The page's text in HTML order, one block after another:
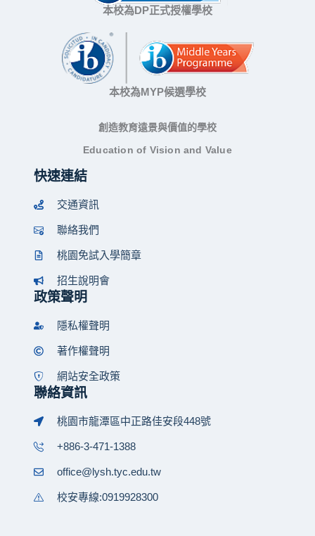
本校為DP正式授權學校
本校為MYP候選學校
創造教育遠景與價值的學校
Education of Vision and Value
快速連結
交通資訊
聯絡我們
桃園免試入學簡章
招生說明會
政策聲明
隱私權聲明
著作權聲明
網站安全政策
聯絡資訊
桃園市龍潭區中正路佳安段448號
+886-3-471-1388
office@lysh.tyc.edu.tw
校安專線:0919928300